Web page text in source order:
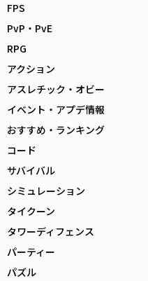
FPS
PvP・PvE
RPG
アクション
アスレチック・オビー
イベント・アプデ情報
おすすめ・ランキング
コード
サバイバル
シミュレーション
タイクーン
タワーディフェンス
パーティー
パズル